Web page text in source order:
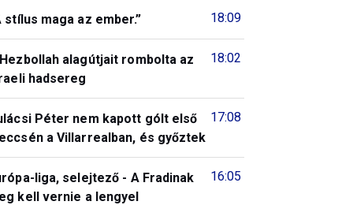
18:09
stílus maga az ember.”
18:02
alagútjait rombolta az
hadsereg
17:08
Péter nem kapott gólt első
a Villarrealban, és győztek
16:05
liga, selejtező - A Fradinak
kell vernie a lengyel